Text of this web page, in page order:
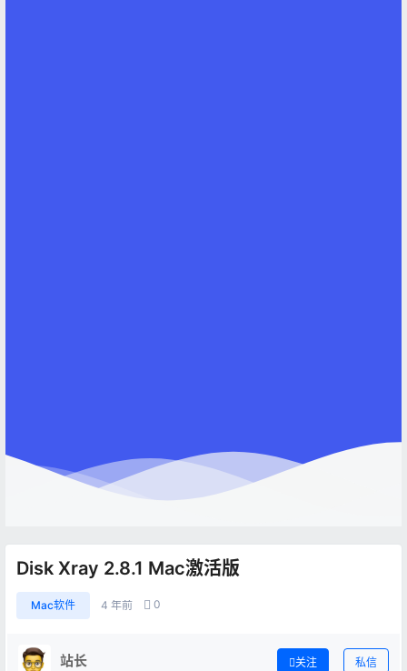
Disk Xray 2.8.1 Mac激活版
Mac软件 4 年前 0
站长 关注 私信